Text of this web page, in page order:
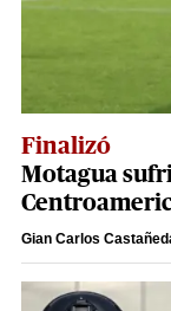
Finalizó
Motagua
Gian Carlos